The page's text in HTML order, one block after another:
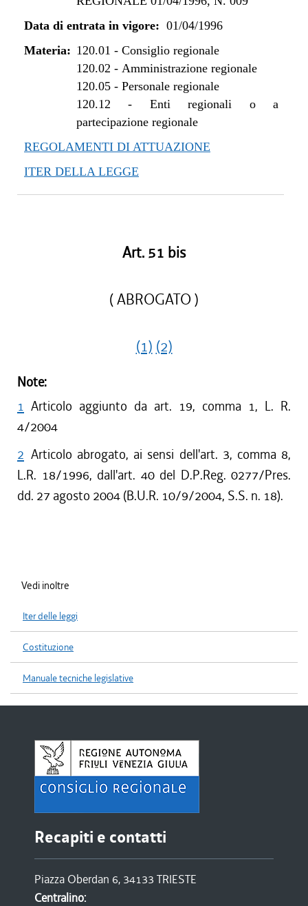
Data di entrata in vigore: 01/04/1996
Materia: 120.01 - Consiglio regionale
120.02 - Amministrazione regionale
120.05- Personale regionale
120.12 - Enti regionali o a
partecipazione regionale
REGOLAMENTI DI ATTUAZIONE
ITER DELLA LEGGE
Art. 51 bis
( ABROGATO )
(1) (2)
Note:
1 Articolo aggiunto da art. 19, comma 1, L. R.
4/2004
2 Articolo abrogato, ai sensi dell'art. 3, comma 8,
L.R. 18/1996, dall'art. 40 del D.P.Reg. 0277/Pres.
dd. 27 agosto 2004 (B.U.R. 10/9/2004, S.S. n. 18).
Vedi inoltre
Iter delle leggi
Costituzione
Manuale tecniche legislative
Recapiti e contatti
Piazza Oberdan 6, 34133 TRIESTE
Centralino: